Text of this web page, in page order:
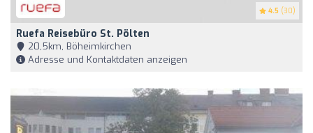
4.5 (30)
Ruefa Reisebüro St. Pölten
20,5km, Böheimkirchen
Adresse und Kontaktdaten anzeigen